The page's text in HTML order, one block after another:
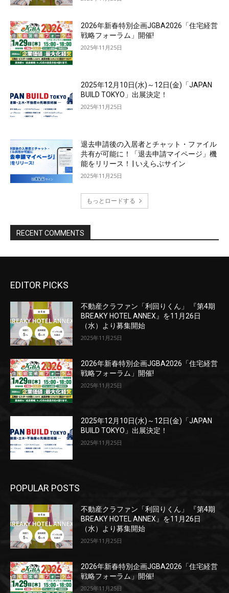
EDITOR PICKS
不動産クラファン「利回りくん」 『第4期
BREAKY HOTEL ANNEX』を11月26日
（水）より募集開始
2025年11月25日
2026年新春特別企画JGBA2026「住宅経営
戦略フォーラム」開催!
2025年11月25日
2025年12月10日(水)～12日(金)「JAPAN
BUILD TOKYO」出展決定！
2025年11月25日
POPULAR POSTS
不動産クラファン「利回りくん」 『第4期
BREAKY HOTEL ANNEX』を11月26日
（水）より募集開始
2025年11月25日
2026年新春特別企画JGBA2026「住宅経営
戦略フォーラム」開催!
2025年11月25日